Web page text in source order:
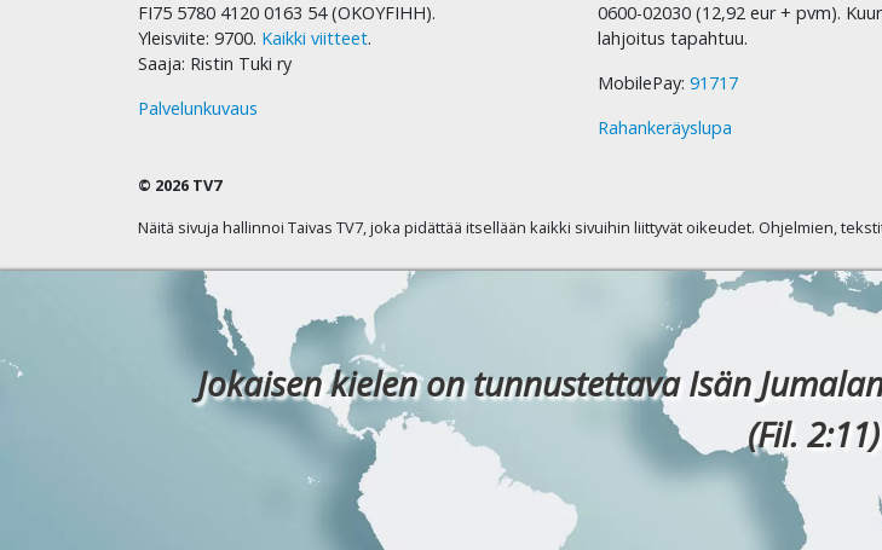
FI75 5780 4120 0163 54 (OKOYFIHH).
Yleisviite: 9700. Kaikki viitteet.
Saaja: Ristin Tuki ry
Palvelunkuvaus
0600-02030 (12,92 eur + pvm).
lahjoitus tapahtuu.
MobilePay: 91717
Rahankeräyslupa
© 2026 TV7
Näitä sivuja hallinnoi Taivas TV7, joka pidättää itsellään kaikki sivuihin liittyvät oikeudet. Ohjelmien,
Jokaisen kielen on tunnustettava Isän
(Fil. 2:11)